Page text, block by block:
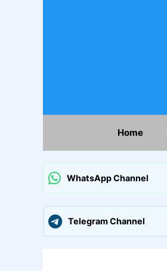
Home
WhatsApp Channel
Telegram Channel